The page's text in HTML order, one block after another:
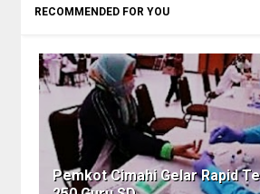
RECOMMENDED FOR YOU
Pemkot Cimahi Gelar Rapid